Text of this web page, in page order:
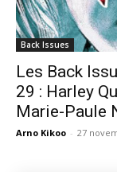
Back Issues
Les Back
29 : Harley
Marie-Paule
Arno Kikoo - 27